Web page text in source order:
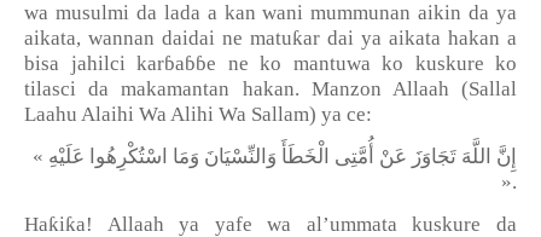
wa musulmi da lada a kan wani mummunan aikin da ya
aikata, wannan daidai ne matuƙar dai ya aikata hakan a
bisa jahilci karɓaɓɓe ne ko mantuwa ko kuskure ko
tilasci da makamantan hakan. Manzon Allaah (Sallal
Laahu Alaihi Wa Alihi Wa Sallam) ya ce:
«
إِنَّ اللَّهَ تَجَاوَزَ عَنْ أُمَّتِى الْخَطَأَ وَالنِّسْيَانَ وَمَا اسْتُكْرِهُوا عَلَيْهِ
».
Haƙiƙa! Allaah ya yafe wa al’ummata kuskure da